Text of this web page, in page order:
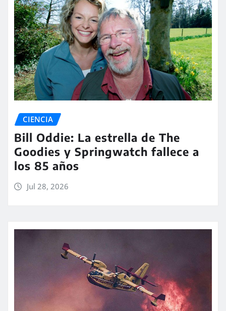
CIENCIA
Bill Oddie: La estrella de The
Goodies y Springwatch fallece a
los 85 años
Jul 28, 2026